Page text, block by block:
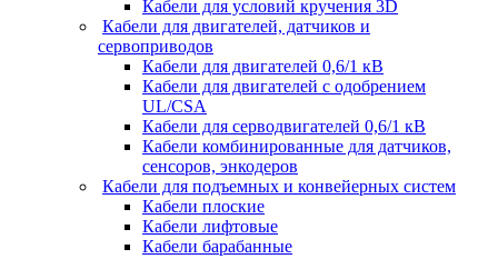
Кабели для условий кручения 3D
Кабели для двигателей, датчиков и
сервоприводов
Кабели для двигателей 0,6/1 кВ
Кабели для двигателей с одобрением
UL/CSA
Кабели для серводвигателей 0,6/1 кВ
Кабели комбинированные для датчиков,
cенсоров, энкодеров
Кабели для подъемных и конвейерных систем
Кабели плоские
Кабели лифтовые
Кабели барабанные